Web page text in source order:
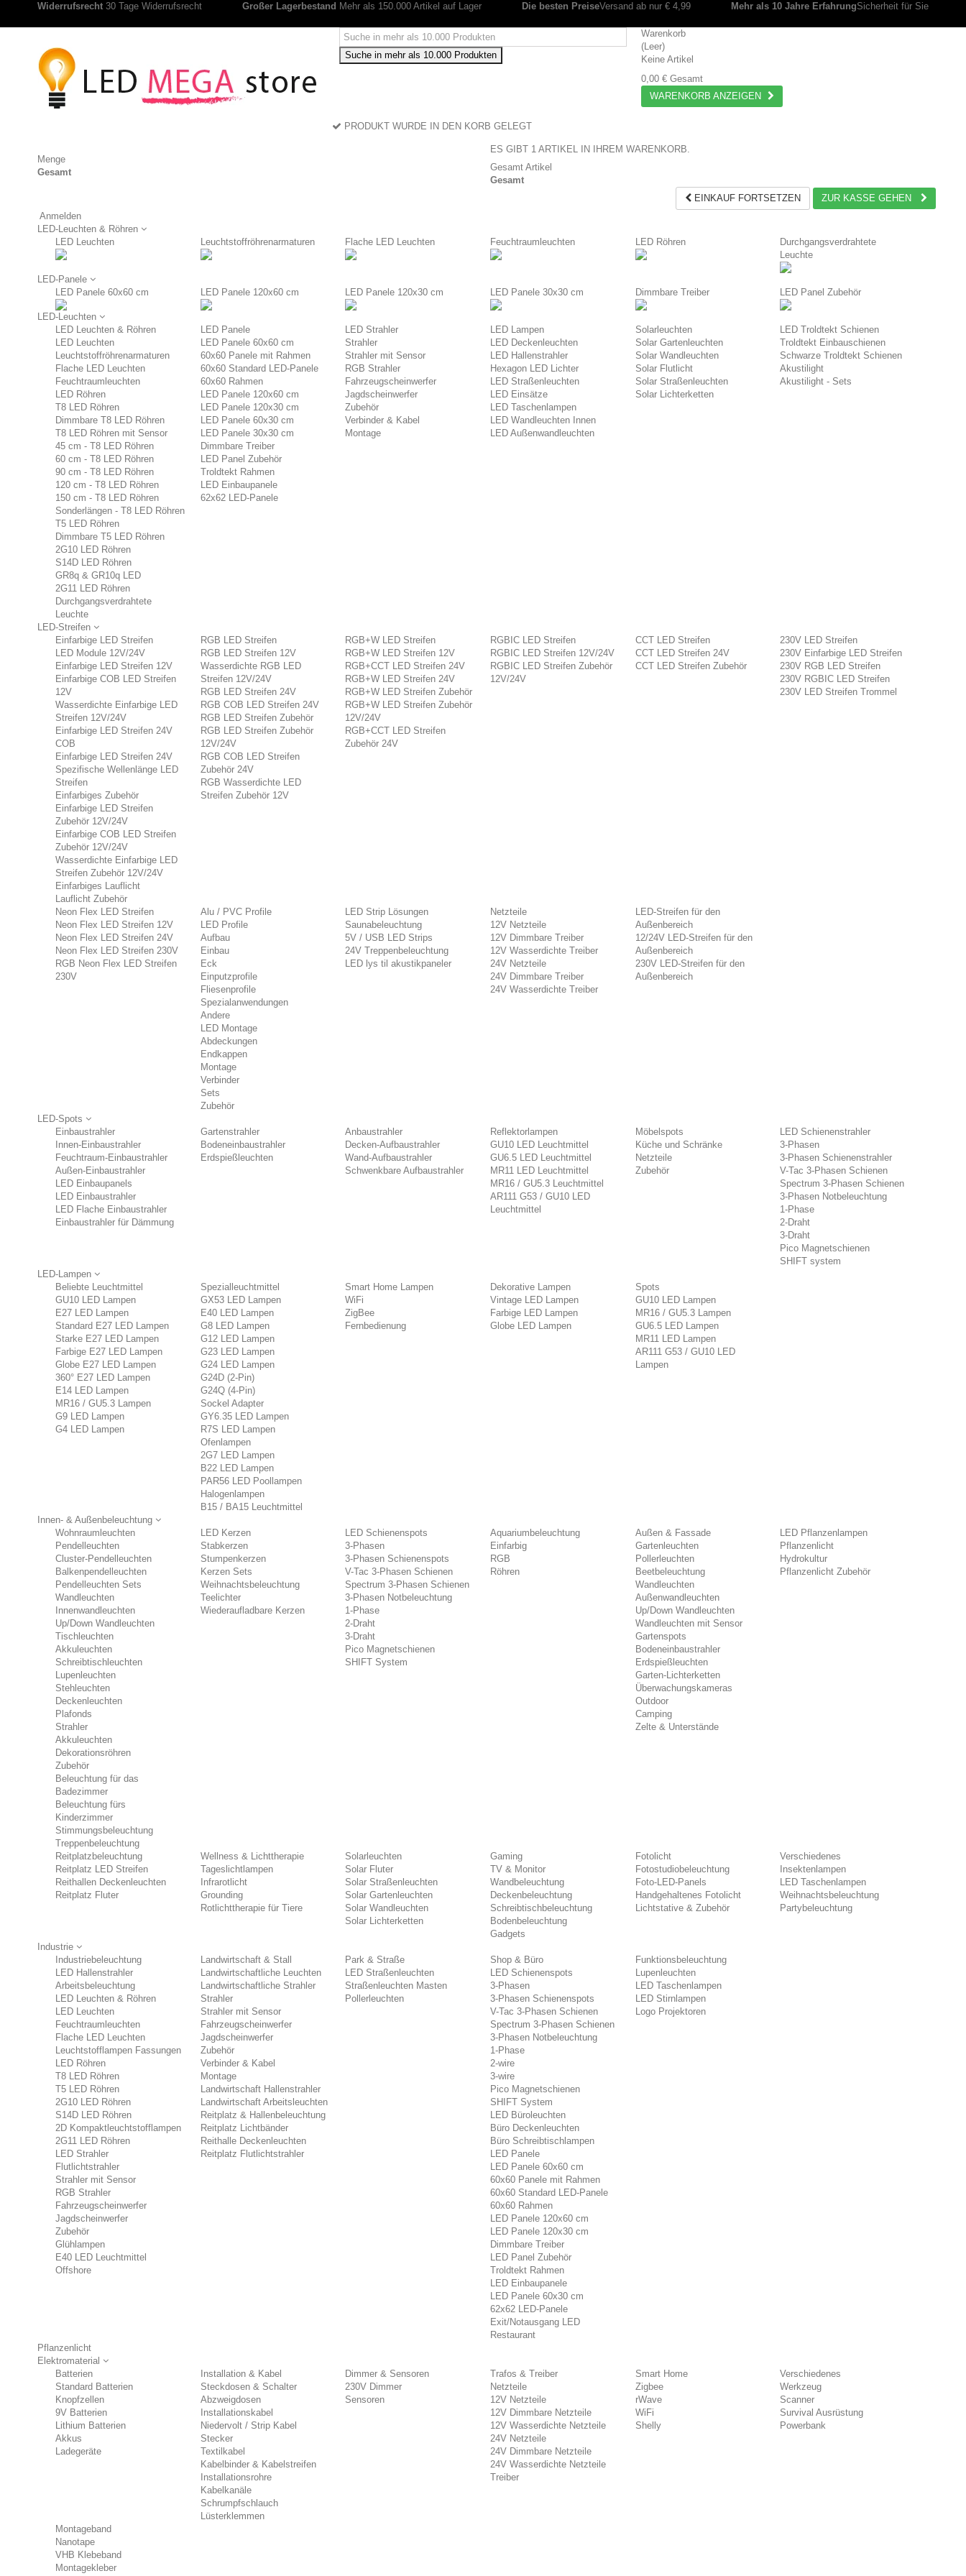
Widerrufsrecht 30 Tage Widerrufsrecht Großer Lagerbestand Mehr als 150.000 Artikel auf Lager Die besten PreiseVersand ab nur € 4,99 Mehr als 10 Jahre ErfahrungSicherheit für Sie
Suche in mehr als 10.000 Produkten
Warenkorb
(Leer)
Keine Artikel
0,00 € Gesamt
WARENKORB ANZEIGEN
PRODUKT WURDE IN DEN KORB GELEGT
Menge
Gesamt
ES GIBT 1 ARTIKEL IN IHREM WARENKORB.
Gesamt Artikel
Gesamt
EINKAUF FORTSETZEN
ZUR KASSE GEHEN
Anmelden
LED-Leuchten & Röhren
LED Leuchten
Leuchtstoffröhrenarmaturen Flache LED Leuchten Feuchtraumleuchten LED Röhren
Durchgangsverdrahtete
Leuchte
LED-Panele
LED Panele 60x60 cm
LED Panele 120x60 cm LED Panele 120x30 cm LED Panele 30x30 cm Dimmbare Treiber LED Panel Zubehör
LED-Leuchten
LED Leuchten & Röhren
LED Leuchten
Leuchtstoffröhrenarmaturen
Flache LED Leuchten
Feuchtraumleuchten
LED Röhren
T8 LED Röhren
Dimmbare T8 LED Röhren
T8 LED Röhren mit Sensor
45 cm - T8 LED Röhren
60 cm - T8 LED Röhren
90 cm - T8 LED Röhren
120 cm - T8 LED Röhren
150 cm - T8 LED Röhren
Sonderlängen - T8 LED Röhren
T5 LED Röhren
Dimmbare T5 LED Röhren
2G10 LED Röhren
S14D LED Röhren
GR8q & GR10q LED
2G11 LED Röhren
Durchgangsverdrahtete
Leuchte
LED Panele
LED Panele 60x60 cm
60x60 Panele mit Rahmen
60x60 Standard LED-Panele
60x60 Rahmen
LED Panele 120x60 cm
LED Panele 120x30 cm
LED Panele 60x30 cm
LED Panele 30x30 cm
Dimmbare Treiber
LED Panel Zubehör
Troldtekt Rahmen
LED Einbaupanele
62x62 LED-Panele
LED Strahler
Strahler
Strahler mit Sensor
RGB Strahler
Fahrzeugscheinwerfer
Jagdscheinwerfer
Zubehör
Verbinder & Kabel
Montage
LED Lampen
LED Deckenleuchten
LED Hallenstrahler
Hexagon LED Lichter
LED Straßenleuchten
LED Einsätze
LED Taschenlampen
LED Wandleuchten Innen
LED Außenwandleuchten
Solarleuchten
Solar Gartenleuchten
Solar Wandleuchten
Solar Flutlicht
Solar Straßenleuchten
Solar Lichterketten
LED Troldtekt Schienen
Troldtekt Einbauschienen
Schwarze Troldtekt Schienen
Akustilight
Akustilight - Sets
LED-Streifen
Einfarbige LED Streifen
LED Module 12V/24V
Einfarbige LED Streifen 12V
Einfarbige COB LED Streifen
12V
Wasserdichte Einfarbige LED
Streifen 12V/24V
Einfarbige LED Streifen 24V
COB
Einfarbige LED Streifen 24V
Spezifische Wellenlänge LED
Streifen
Einfarbiges Zubehör
Einfarbige LED Streifen
Zubehör 12V/24V
Einfarbige COB LED Streifen
Zubehör 12V/24V
Wasserdichte Einfarbige LED
Streifen Zubehör 12V/24V
Einfarbiges Lauflicht
Lauflicht Zubehör
RGB LED Streifen
RGB LED Streifen 12V
Wasserdichte RGB LED
Streifen 12V/24V
RGB LED Streifen 24V
RGB COB LED Streifen 24V
RGB LED Streifen Zubehör
RGB LED Streifen Zubehör
12V/24V
RGB COB LED Streifen
Zubehör 24V
RGB Wasserdichte LED
Streifen Zubehör 12V
RGB+W LED Streifen
RGB+W LED Streifen 12V
RGB+CCT LED Streifen 24V
RGB+W LED Streifen 24V
RGB+W LED Streifen Zubehör
RGB+W LED Streifen Zubehör
12V/24V
RGB+CCT LED Streifen
Zubehör 24V
RGBIC LED Streifen
RGBIC LED Streifen 12V/24V
RGBIC LED Streifen Zubehör
12V/24V
CCT LED Streifen
CCT LED Streifen 24V
CCT LED Streifen Zubehör
230V LED Streifen
230V Einfarbige LED Streifen
230V RGB LED Streifen
230V RGBIC LED Streifen
230V LED Streifen Trommel
Neon Flex LED Streifen
Neon Flex LED Streifen 12V
Neon Flex LED Streifen 24V
Neon Flex LED Streifen 230V
RGB Neon Flex LED Streifen
230V
Alu / PVC Profile
LED Profile
Aufbau
Einbau
Eck
Einputzprofile
Fliesenprofile
Spezialanwendungen
Andere
LED Montage
Abdeckungen
Endkappen
Montage
Verbinder
Sets
Zubehör
LED Strip Lösungen
Saunabeleuchtung
5V / USB LED Strips
24V Treppenbeleuchtung
LED lys til akustikpaneler
Netzteile
12V Netzteile
12V Dimmbare Treiber
12V Wasserdichte Treiber
24V Netzteile
24V Dimmbare Treiber
24V Wasserdichte Treiber
LED-Streifen für den
Außenbereich
12/24V LED-Streifen für den
Außenbereich
230V LED-Streifen für den
Außenbereich
LED-Spots
Einbaustrahler
Innen-Einbaustrahler
Feuchtraum-Einbaustrahler
Außen-Einbaustrahler
LED Einbaupanels
LED Einbaustrahler
LED Flache Einbaustrahler
Einbaustrahler für Dämmung
Gartenstrahler
Bodeneinbaustrahler
Erdspießleuchten
Anbaustrahler
Decken-Aufbaustrahler
Wand-Aufbaustrahler
Schwenkbare Aufbaustrahler
Reflektorlampen
GU10 LED Leuchtmittel
GU6.5 LED Leuchtmittel
MR11 LED Leuchtmittel
MR16 / GU5.3 Leuchtmittel
AR111 G53 / GU10 LED
Leuchtmittel
Möbelspots
Küche und Schränke
Netzteile
Zubehör
LED Schienenstrahler
3-Phasen
3-Phasen Schienenstrahler
V-Tac 3-Phasen Schienen
Spectrum 3-Phasen Schienen
3-Phasen Notbeleuchtung
1-Phase
2-Draht
3-Draht
Pico Magnetschienen
SHIFT system
LED-Lampen
Beliebte Leuchtmittel
GU10 LED Lampen
E27 LED Lampen
Standard E27 LED Lampen
Starke E27 LED Lampen
Farbige E27 LED Lampen
Globe E27 LED Lampen
360° E27 LED Lampen
E14 LED Lampen
MR16 / GU5.3 Lampen
G9 LED Lampen
G4 LED Lampen
Spezialleuchtmittel
GX53 LED Lampen
E40 LED Lampen
G8 LED Lampen
G12 LED Lampen
G23 LED Lampen
G24 LED Lampen
G24D (2-Pin)
G24Q (4-Pin)
Sockel Adapter
GY6.35 LED Lampen
R7S LED Lampen
Ofenlampen
2G7 LED Lampen
B22 LED Lampen
PAR56 LED Poollampen
Halogenlampen
B15 / BA15 Leuchtmittel
Smart Home Lampen
WiFi
ZigBee
Fernbedienung
Dekorative Lampen
Vintage LED Lampen
Farbige LED Lampen
Globe LED Lampen
Spots
GU10 LED Lampen
MR16 / GU5.3 Lampen
GU6.5 LED Lampen
MR11 LED Lampen
AR111 G53 / GU10 LED
Lampen
Innen- & Außenbeleuchtung
Wohnraumleuchten
Pendelleuchten
Cluster-Pendelleuchten
Balkenpendelleuchten
Pendelleuchten Sets
Wandleuchten
Innenwandleuchten
Up/Down Wandleuchten
Tischleuchten
Akkuleuchten
Schreibtischleuchten
Lupenleuchten
Stehleuchten
Deckenleuchten
Plafonds
Strahler
Akkuleuchten
Dekorationsröhren
Zubehör
Beleuchtung für das
Badezimmer
Beleuchtung fürs
Kinderzimmer
Stimmungsbeleuchtung
Treppenbeleuchtung
LED Kerzen
Stabkerzen
Stumpenkerzen
Kerzen Sets
Weihnachtsbeleuchtung
Teelichter
Wiederaufladbare Kerzen
LED Schienenspots
3-Phasen
3-Phasen Schienenspots
V-Tac 3-Phasen Schienen
Spectrum 3-Phasen Schienen
3-Phasen Notbeleuchtung
1-Phase
2-Draht
3-Draht
Pico Magnetschienen
SHIFT System
Aquariumbeleuchtung
Einfarbig
RGB
Röhren
Außen & Fassade
Gartenleuchten
Pollerleuchten
Beetbeleuchtung
Wandleuchten
Außenwandleuchten
Up/Down Wandleuchten
Wandleuchten mit Sensor
Gartenspots
Bodeneinbaustrahler
Erdspießleuchten
Garten-Lichterketten
Überwachungskameras
Outdoor
Camping
Zelte & Unterstände
LED Pflanzenlampen
Pflanzenlicht
Hydrokultur
Pflanzenlicht Zubehör
Reitplatzbeleuchtung
Reitplatz LED Streifen
Reithallen Deckenleuchten
Reitplatz Fluter
Wellness & Lichttherapie
Tageslichtlampen
Infrarotlicht
Grounding
Rotlichttherapie für Tiere
Solarleuchten
Solar Fluter
Solar Straßenleuchten
Solar Gartenleuchten
Solar Wandleuchten
Solar Lichterketten
Gaming
TV & Monitor
Wandbeleuchtung
Deckenbeleuchtung
Schreibtischbeleuchtung
Bodenbeleuchtung
Gadgets
Fotolicht
Fotostudiobeleuchtung
Foto-LED-Panels
Handgehaltenes Fotolicht
Lichtstative & Zubehör
Verschiedenes
Insektenlampen
LED Taschenlampen
Weihnachtsbeleuchtung
Partybeleuchtung
Industrie
Industriebeleuchtung
LED Hallenstrahler
Arbeitsbeleuchtung
LED Leuchten & Röhren
LED Leuchten
Feuchtraumleuchten
Flache LED Leuchten
Leuchtstofflampen Fassungen
LED Röhren
T8 LED Röhren
T5 LED Röhren
2G10 LED Röhren
S14D LED Röhren
2D Kompaktleuchtstofflampen
2G11 LED Röhren
LED Strahler
Flutlichtstrahler
Strahler mit Sensor
RGB Strahler
Fahrzeugscheinwerfer
Jagdscheinwerfer
Zubehör
Glühlampen
E40 LED Leuchtmittel
Offshore
Landwirtschaft & Stall
Landwirtschaftliche Leuchten
Landwirtschaftliche Strahler
Strahler
Strahler mit Sensor
Fahrzeugscheinwerfer
Jagdscheinwerfer
Zubehör
Verbinder & Kabel
Montage
Landwirtschaft Hallenstrahler
Landwirtschaft Arbeitsleuchten
Reitplatz & Hallenbeleuchtung
Reitplatz Lichtbänder
Reithalle Deckenleuchten
Reitplatz Flutlichtstrahler
Park & Straße
LED Straßenleuchten
Straßenleuchten Masten
Pollerleuchten
Shop & Büro
LED Schienenspots
3-Phasen
3-Phasen Schienenspots
V-Tac 3-Phasen Schienen
Spectrum 3-Phasen Schienen
3-Phasen Notbeleuchtung
1-Phase
2-wire
3-wire
Pico Magnetschienen
SHIFT System
LED Büroleuchten
Büro Deckenleuchten
Büro Schreibtischlampen
LED Panele
LED Panele 60x60 cm
60x60 Panele mit Rahmen
60x60 Standard LED-Panele
60x60 Rahmen
LED Panele 120x60 cm
LED Panele 120x30 cm
Dimmbare Treiber
LED Panel Zubehör
Troldtekt Rahmen
LED Einbaupanele
LED Panele 60x30 cm
62x62 LED-Panele
Exit/Notausgang LED
Restaurant
Funktionsbeleuchtung
Lupenleuchten
LED Taschenlampen
LED Stirnlampen
Logo Projektoren
Pflanzenlicht
Elektromaterial
Batterien
Standard Batterien
Knopfzellen
9V Batterien
Lithium Batterien
Akkus
Ladegeräte
Installation & Kabel
Steckdosen & Schalter
Abzweigdosen
Installationskabel
Niedervolt / Strip Kabel
Stecker
Textilkabel
Kabelbinder & Kabelstreifen
Installationsrohre
Kabelkanäle
Schrumpfschlauch
Lüsterklemmen
Dimmer & Sensoren
230V Dimmer
Sensoren
Trafos & Treiber
Netzteile
12V Netzteile
12V Dimmbare Netzteile
12V Wasserdichte Netzteile
24V Netzteile
24V Dimmbare Netzteile
24V Wasserdichte Netzteile
Treiber
Smart Home
Zigbee
rWave
WiFi
Shelly
Verschiedenes
Werkzeug
Scanner
Survival Ausrüstung
Powerbank
Montageband
Nanotape
VHB Klebeband
Montagekleber